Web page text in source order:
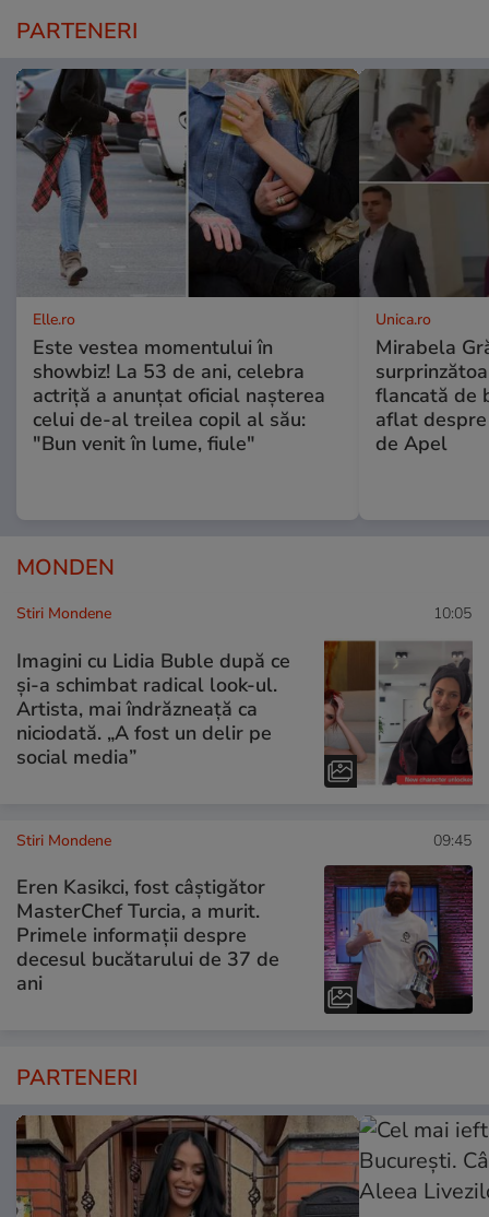
PARTENERI
Elle.ro
Este vestea momentului în
showbiz! La 53 de ani, celebra
actriță a anunțat oficial nașterea
celui de-al treilea copil al său:
"Bun venit în lume, fiule"
Unica.ro
Mirabela
flancată de
aflat
de Apel
MONDEN
Stiri Mondene 10:05
Imagini cu Lidia Buble după ce
și-a schimbat radical look-ul.
Artista, mai îndrăzneață ca
niciodată. „A fost un delir pe
social media”
Stiri Mondene 09:45
Eren Kasikci, fost câștigător
MasterChef Turcia, a murit.
Primele informații despre
decesul bucătarului de 37 de
ani
PARTENERI